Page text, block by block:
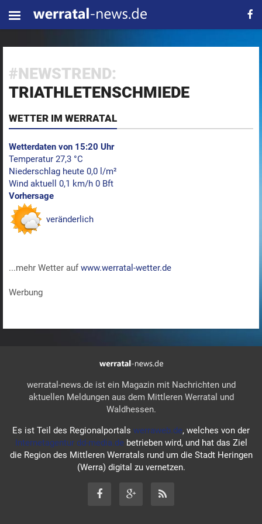
#NEWSTREND:
TRIATHLETENSCHMIEDE
WETTER IM WERRATAL
Wetterdaten von 15:20 Uhr
Temperatur 27,3 °C
Niederschlag heute 0,0 l/m²
Wind aktuell 0,1 km/h 0 Bft
Vorhersage
veränderlich
...mehr Wetter aufwww.werratal-wetter.de
Werbung
werratal-news.de ist ein Magazin mit Nachrichten und
aktuellen Meldungen aus dem Mittleren Werratal und
Waldhessen.
Es ist Teil des Regionalportals werraweb.de, welches von der
Internetagentur dd-media.debetrieben wird, und hat das Ziel
die Region des Mittleren Werratals rund um die Stadt Heringen
(Werra) digital zu vernetzen.